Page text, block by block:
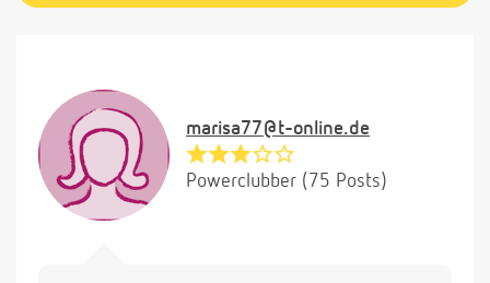
marisa77@t-online.de
Powerclubber (75 Posts)